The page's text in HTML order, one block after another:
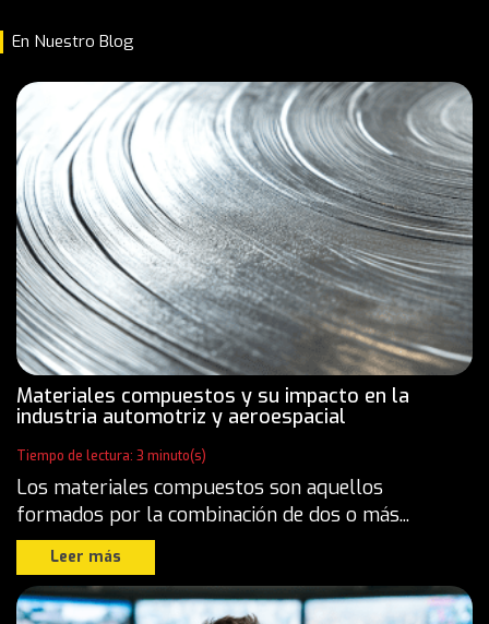
En Nuestro Blog
Materiales compuestos y su impacto en la
industria automotriz y aeroespacial
Tiempo de lectura: 3 minuto(s)
Los materiales compuestos son aquellos
formados por la combinación de dos o más...
Leer más